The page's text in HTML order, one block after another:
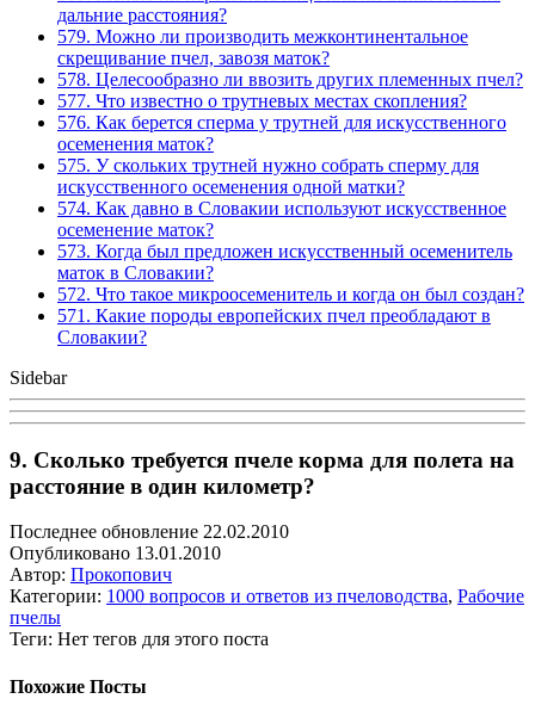
дальние расстояния?
579. Можно ли производить межконтинентальное
скрещивание пчел, завозя маток?
578. Целесообразно ли ввозить других племенных пчел?
577. Что известно о трутневых местах скопления?
576. Как берется сперма у трутней для искусственного
осеменения маток?
575. У скольких трутней нужно собрать сперму для
искусственного осеменения одной матки?
574. Как давно в Словакии используют искусственное
осеменение маток?
573. Когда был предложен искусственный осеменитель
маток в Словакии?
572. Что такое микроосеменитель и когда он был создан?
571. Какие породы европейских пчел преобладают в
Словакии?
Sidebar
9. Сколько требуется пчеле корма для полета на
расстояние в один километр?
Последнее обновление 22.02.2010
Опубликовано 13.01.2010
Автор: Прокопович
Категории: 1000 вопросов и ответов из пчеловодства, Рабочие
пчелы
Теги: Нет тегов для этого поста
Похожие Посты